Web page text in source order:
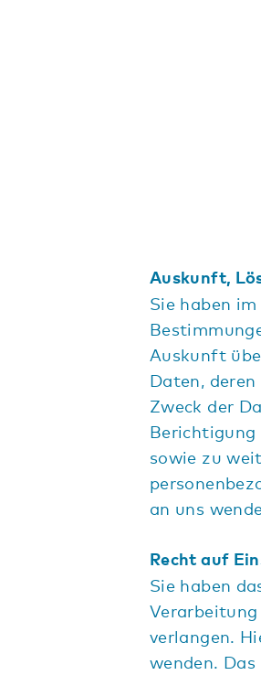
Auskunft,
Sie haben
Auskunft
Daten,
Zweck der
Berichtigung
sowie zu
an uns
Recht auf
Sie haben
verlangen.
wenden.